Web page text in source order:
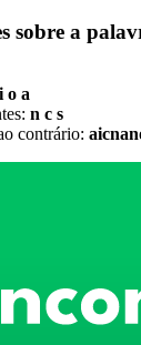
sobre a
i o a
n c s
contrário: